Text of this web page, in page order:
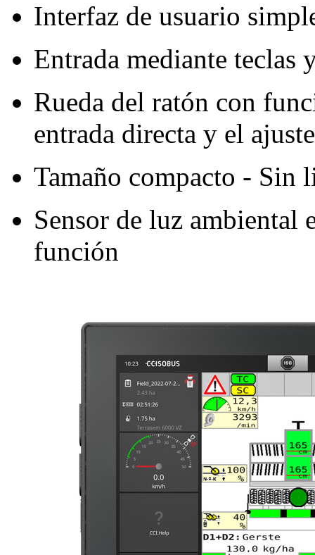
Interfaz de usuario
Entrada mediante teclas
Rueda del ratón con
entrada directa y el
Tamaño compacto - Sin
Sensor de luz ambiental
función